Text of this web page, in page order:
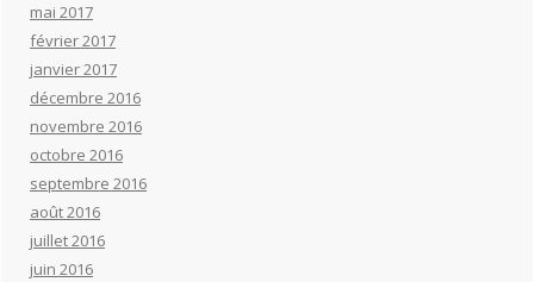
mai 2017
février 2017
janvier 2017
décembre 2016
novembre 2016
octobre 2016
septembre 2016
août 2016
juillet 2016
juin 2016